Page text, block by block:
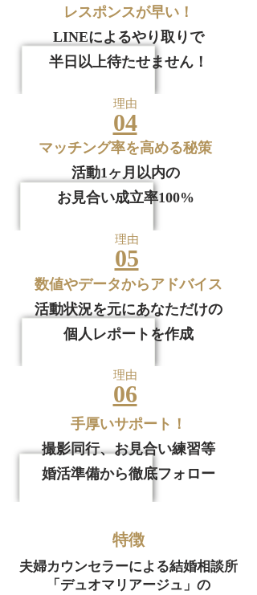
レスポンスが早い！
LINEによるやり取りで
半日以上待たせません！
​理由
04
​マッチング率を高める秘策
活動1ヶ月以内の
お見合い成立率100%
​理由
05
​数値やデータからアドバイス
活動状況を元にあなただけの
個人レポートを作成
​理由
06
手厚いサポート！
撮影同行、​お見合い練習等
​婚活準備から徹底フォロー
​特徴
夫婦カウンセラーによる結婚相談所
「デュオマリアージュ」の